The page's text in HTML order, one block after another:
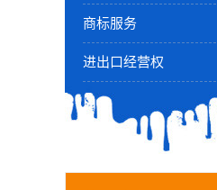
商标服务
进出口经营权